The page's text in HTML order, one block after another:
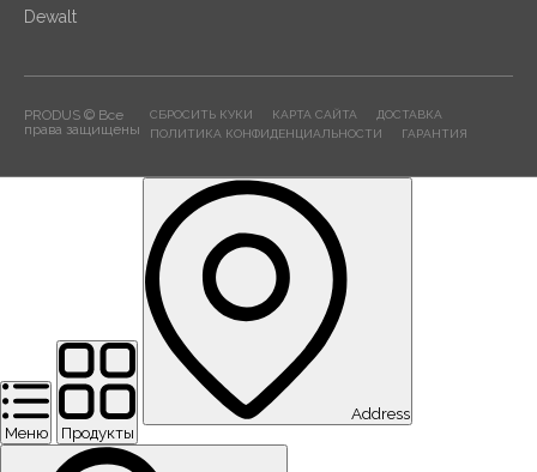
Dewalt
PRODUS © Все
права защищены
СБРОСИТЬ КУКИ КАРТА САЙТА
ДОСТАВКА
ПОЛИТИКА КОНФИДЕНЦИАЛЬНОСТИ
ГАРАНТИЯ
Меню Продукты
Address